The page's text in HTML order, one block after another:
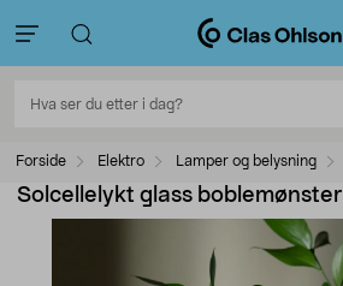
Forside Elektro Lamper og belysning
Solcellelykt glass boblemønster